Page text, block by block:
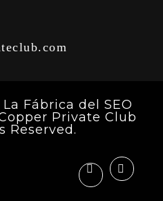
La Fábrica del SEO
Private Club
Reserved.